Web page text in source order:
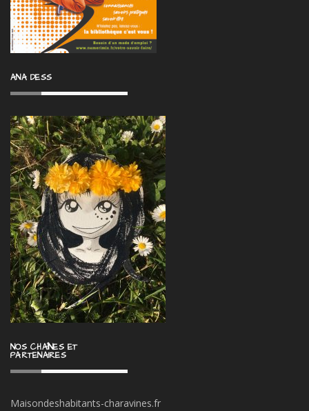
ANA DESS
NOS CHAÎNES ET
PARTENAIRES
Maisondeshabitants-charavines.fr